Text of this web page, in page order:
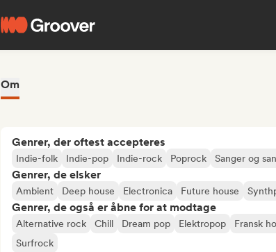
Om
Genrer, der oftest accepteres
Indie-folk Indie-pop Indie-rock Poprock Sanger og
Genrer, de elsker
Ambient Deep house Electronica Future house
Genrer, de også er åbne for at modtage
Alternative rock Chill Dream pop Elektropop Fransk
Surfrock